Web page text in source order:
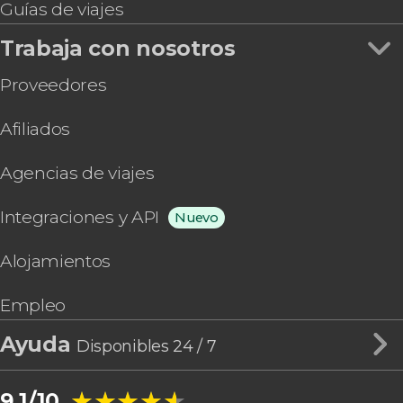
Guías de viajes
Trabaja con nosotros
Proveedores
Afiliados
Agencias de viajes
Integraciones y API Nuevo
Alojamientos
Empleo
Ayuda Disponibles 24 / 7